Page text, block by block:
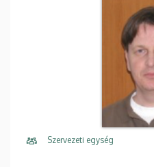
Szervezeti egység